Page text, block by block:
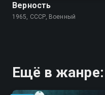
Верность
1965, СССР, Военный
Ещё в жанре: